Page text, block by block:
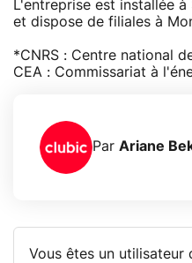
L'entreprise est installée
et dispose de filiales à
*CNRS : Centre national
CEA : Commissariat à
Par Ariane
Vous êtes un utilisateur